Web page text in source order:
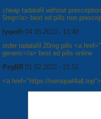
cheap tadalafil without
5mg</a> best ed pills non
Iyqedh 04.05.2023 - 13:49
order tadalafil 20mg pills <a
generic</a> best ed pills online
PzgBR 01.02.2022 - 21:51
<a href="https://